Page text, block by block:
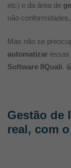
etc) e da área de
não
Mas não se
automatizar essas
Software 8Quali.
Gestão de
real, com